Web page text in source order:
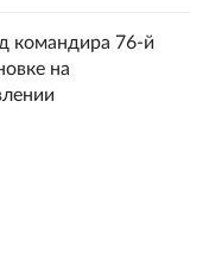
командира 76-й
на